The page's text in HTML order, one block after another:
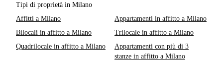
Tipi di proprietà in Milano
Affitti a Milano
Appartamenti in affitto a Milano
Bilocali in affitto a Milano
Trilocale in affitto a Milano
Quadrilocale in affitto a Milano
Appartamenti con più di 3
stanze in affitto a Milano